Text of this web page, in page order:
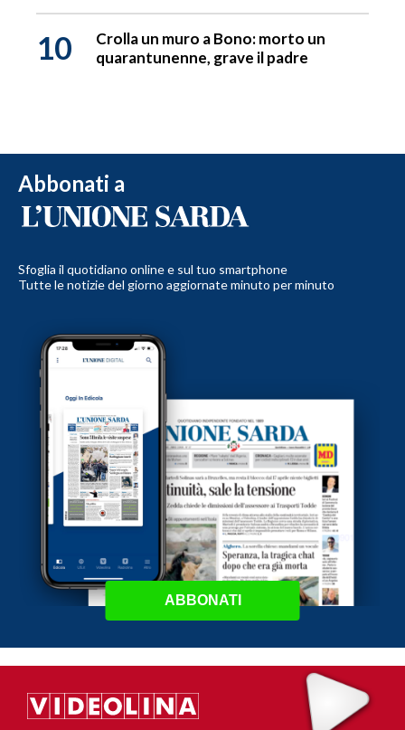
10
Crolla un muro a Bono: morto un
quarantunenne, grave il padre
Abbonati a
Sfoglia il quotidiano online e sul tuo smartphone
Tutte le notizie del giorno aggiornate minuto per minuto
ABBONATI